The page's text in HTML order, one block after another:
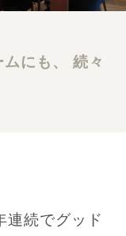
にも、
続々
続でグッド